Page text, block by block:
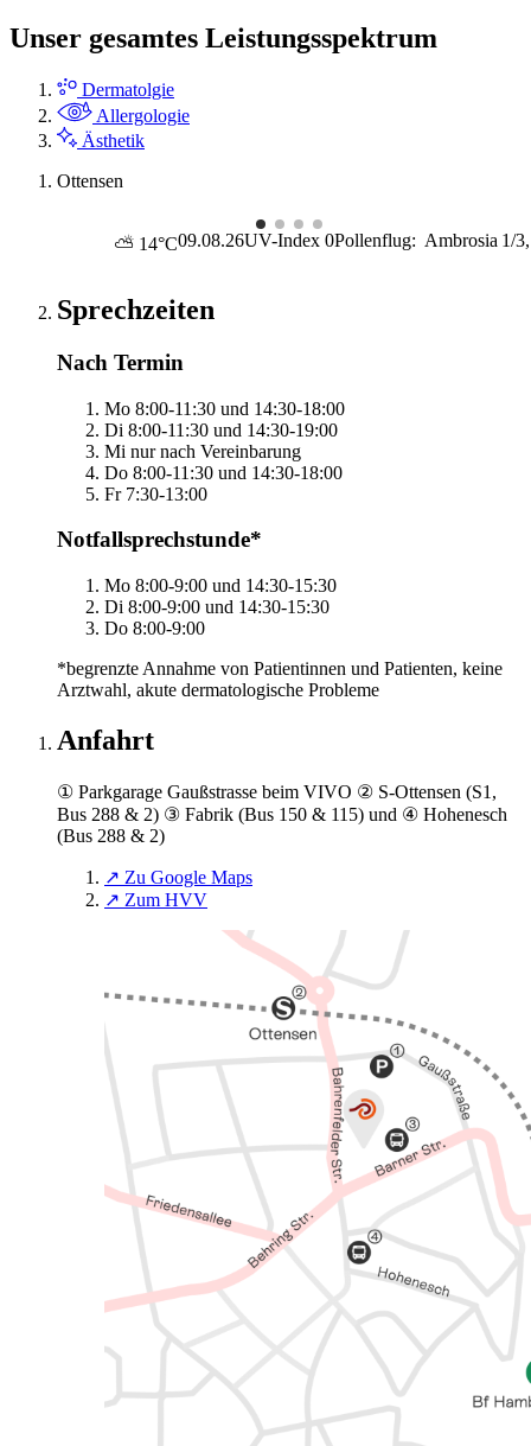
Unser gesamtes Leistungsspektrum
Dermatolgie
Allergologie
Ästhetik
Ottensen
UV-Index0Pollenflug: Ambrosia 1/3
⛅ 14°C09.08.26
Sprechzeiten
Nach Termin
Mo 8:00-11:30 und 14:30-18:00
Di 8:00-11:30 und 14:30-19:00
Mi nur nach Vereinbarung
Do 8:00-11:30 und 14:30-18:00
Fr 7:30-13:00
Notfallsprechstunde*
Mo 8:00-9:00 und 14:30-15:30
Di 8:00-9:00 und 14:30-15:30
Do 8:00-9:00
*begrenzte Annahme von Patientinnen und Patienten, keine
Arztwahl, akute dermatologische Probleme
Anfahrt
① Parkgarage Gaußstrasse beim VIVO ② S-Ottensen (S1,
Bus 288 & 2) ③ Fabrik (Bus 150 & 115) und ④ Hohenesch
(Bus 288 & 2)
↗ Zu Google Maps
↗ Zum HVV